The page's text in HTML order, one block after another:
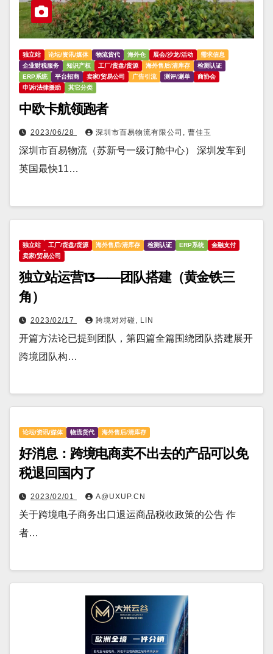
独立站 论坛/资讯/媒体 物流货代 海外仓 展会/沙龙/活动
需求信息
企业财税服务
知识产权 工厂/货盘/货源 海外售后/清库存
检测认证
ERP系统
平台招商 卖家/贸易公司 广告引流 测评/涮单
商协会
申诉/法律援助
其它分类
中欧卡航领跑者
2023/06/28 深圳市百易物流有限公司, 曹佳玉
深圳市百易物流（苏新号一级订舱中心） 深圳发车到
英国最快11…
独立站 工厂/货盘/货源 海外售后/清库存 检测认证 ERP系统
金融支付
卖家/贸易公司
独立站运营13——团队搭建（黄金铁三
角）
2023/02/17 跨境对对碰, LIN
开篇方法论已提到团队，第四篇全篇围绕团队搭建展开
跨境团队构…
论坛/资讯/媒体 物流货代 海外售后/清库存
好消息：跨境电商卖不出去的产品可以免
税退回国内了
2023/02/01 A@UXUP.CN
关于跨‮电境‬子商务出口‮运退‬商品税收政策‮公的‬告 作
者…